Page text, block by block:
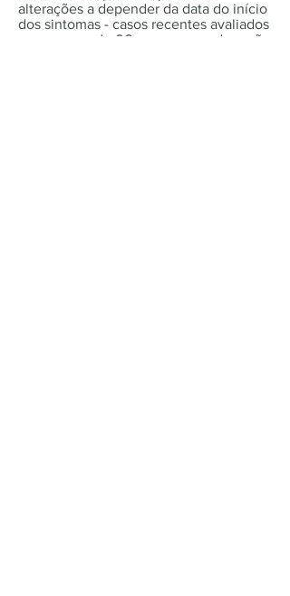
alterações a depender da data do início
dos sintomas - casos recentes avaliados
com menos de 06 semanas, podem não